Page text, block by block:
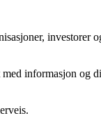
informasjon og